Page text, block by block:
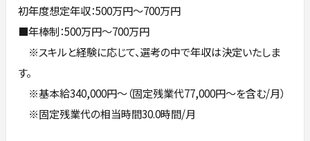
初年度想定年収：500万円〜700万円
■年棒制：500万円～700万円
※スキルと経験に応じて、選考の中で年収は決定いたしま
す。
※基本給340,000円～（固定残業代77,000円～を含む/月）
※固定残業代の相当時間30.0時間/月